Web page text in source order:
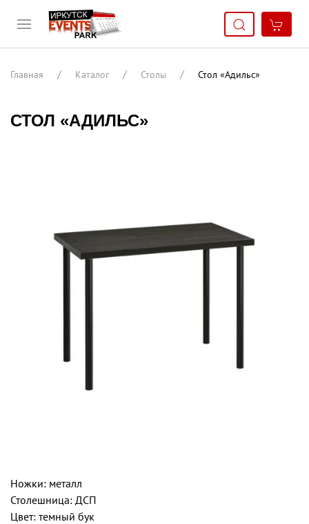
Главная Каталог Столы Стол «Адильс»
СТОЛ «АДИЛЬС»
Ножки: металл
Столешница: ДСП
Цвет: темный бук